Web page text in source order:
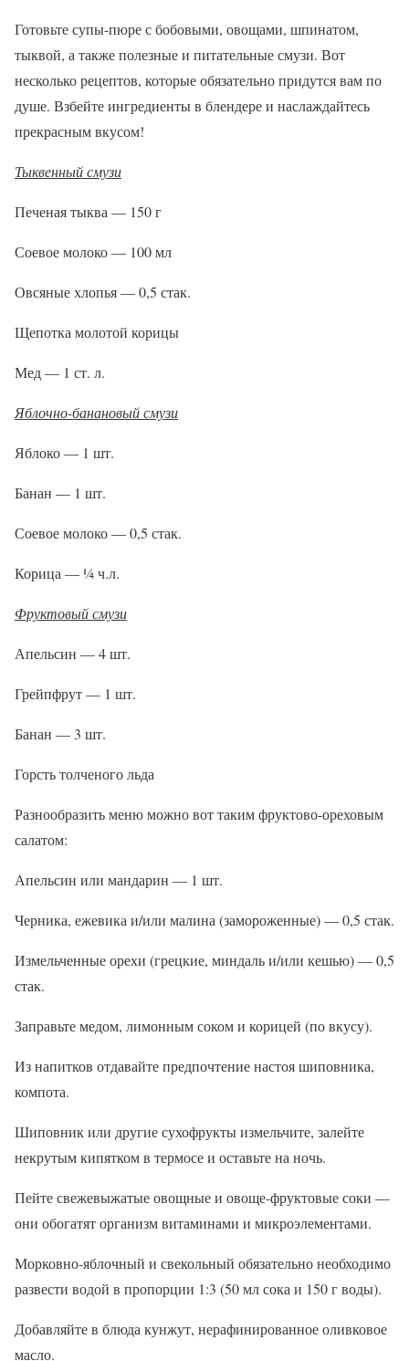
Готовьте супы-пюре с бобовыми, овощами, шпинатом,
тыквой, а также полезные и питательные смузи. Вот
несколько рецептов, которые обязательно придутся вам по
душе. Взбейте ингредиенты в блендере и наслаждайтесь
прекрасным вкусом!
Тыквенный смузи
Печеная тыква — 150 г
Соевое молоко — 100 мл
Овсяные хлопья — 0,5 стак.
Щепотка молотой корицы
Мед — 1 ст. л.
Яблочно-банановый смузи
Яблоко — 1 шт.
Банан — 1 шт.
Соевое молоко — 0,5 стак.
Корица — ¼ ч.л.
Фруктовый смузи
Апельсин — 4 шт.
Грейпфрут — 1 шт.
Банан — 3 шт.
Горсть толченого льда
Разнообразить меню можно вот таким фруктово-ореховым
салатом:
Апельсин или мандарин — 1 шт.
Черника, ежевика и/или малина (замороженные) — 0,5 стак.
Измельченные орехи (грецкие, миндаль и/или кешью) — 0,5
стак.
Заправьте медом, лимонным соком и корицей (по вкусу).
Из напитков отдавайте предпочтение настоя шиповника,
компота.
Шиповник или другие сухофрукты измельчите, залейте
некрутым кипятком в термосе и оставьте на ночь.
Пейте свежевыжатые овощные и овоще-фруктовые соки —
они обогатят организм витаминами и микроэлементами.
Морковно-яблочный и свекольный обязательно необходимо
развести водой в пропорции 1:3 (50 мл сока и 150 г воды).
Добавляйте в блюда кунжут, нерафинированное оливковое
масло.